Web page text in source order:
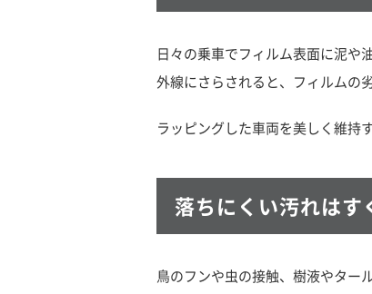
日々の乗車でフィルム表面に泥や
外線にさらされると、フィルムの
ラッピングした車両を美しく維持
落ちにくい汚れはす
鳥のフンや虫の接触、樹液やター